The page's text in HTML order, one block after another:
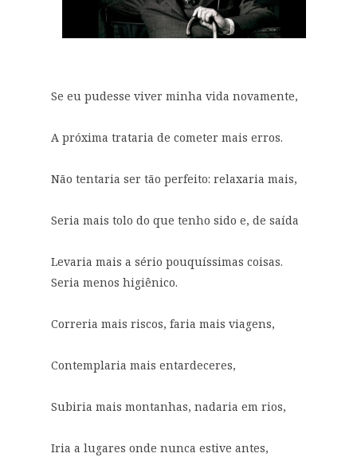
Se eu pudesse viver minha vida novamente,
A próxima trataria de cometer mais erros.
Não tentaria ser tão perfeito: relaxaria mais,
Seria mais tolo do que tenho sido e, de saída
Levaria mais a sério pouquíssimas coisas.
Seria menos higiênico.
Correria mais riscos, faria mais viagens,
Contemplaria mais entardeceres,
Subiria mais montanhas, nadaria em rios,
Iria a lugares onde nunca estive antes,